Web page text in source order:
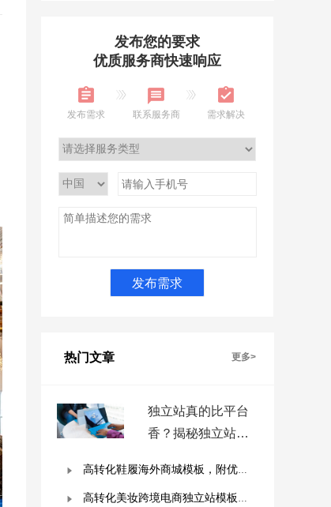
发布您的要求
优质服务商快速响应
发布需求 联系服务商 需求解决
热门文章 更多>
独立站真的比平台
香？揭秘独立站被